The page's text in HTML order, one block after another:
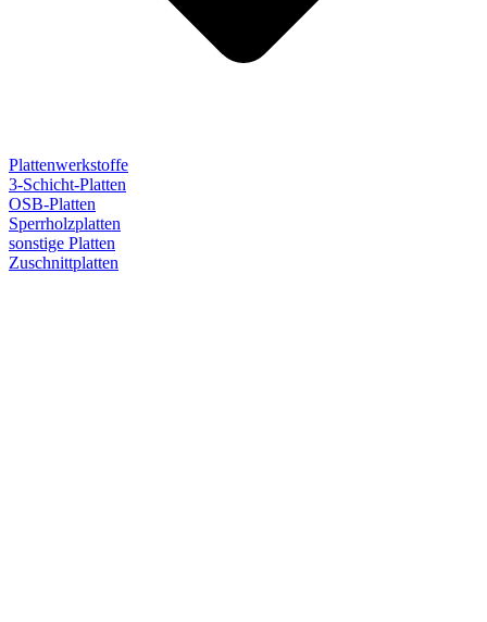
Plattenwerkstoffe
3-Schicht-Platten
OSB-Platten
Sperrholzplatten
sonstige Platten
Zuschnittplatten